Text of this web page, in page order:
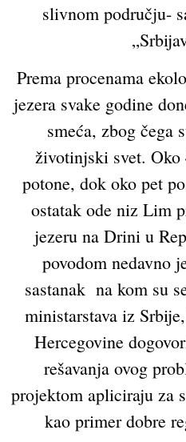
slivnom području-
Prema procenama
jezera svake godine
smeća, zbog čega
životinjski svet. Oko
potone, dok oko pet
ostatak ode niz Lim
jezeru na Drini u
povodom nedavno
sastanak na kom su
ministarstava iz
Hercegovine
rešavanja ovog
projektom apliciraju za
kao primer dobre